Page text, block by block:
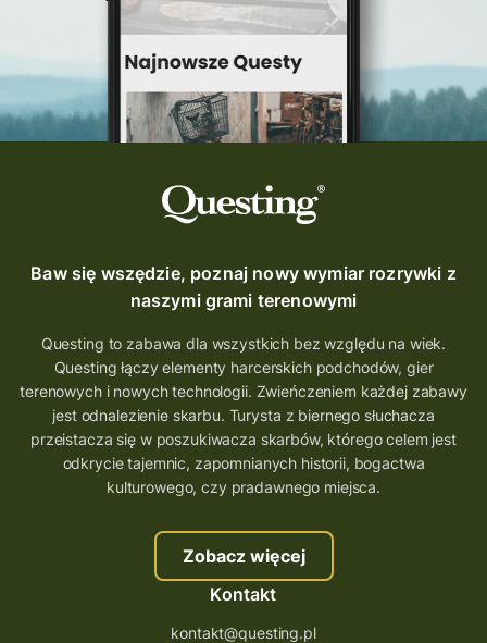
nowy quest
najlepsze questy
wycieczki
turystyka przygodowa
Szlak Przygody
szkolenie
szkło
scieżka questingowa
questy w Polsce
questujznami
QUESTOMANIA
questing.pl
Quest Koziołek Matołek
gra miejska
co zobaczyć na Śląsku
aplikacja questy
aplikacja gry terenowe
wielkopolskie questy
wakacje z questami
trenerzy questingu
szkolenie tworzenie questów
szkolenie questing
Stefan Żeromski
ścieżka
Rzeszów
questy świętokrzyskie
Baw się wszędzie, poznaj nowy wymiar rozrywki z
naszymi grami terenowymi
Questing to zabawa dla wszystkich bez względu na wiek.
Questing łączy elementy harcerskich podchodów, gier
terenowych i nowych technologii. Zwieńczeniem każdej zabawy
jest odnalezienie skarbu. Turysta z biernego słuchacza
przeistacza się w poszukiwacza skarbów, którego celem jest
odkrycie tajemnic, zapomnianych historii, bogactwa
kulturowego, czy pradawnego miejsca.
Zobacz więcej
Kontakt
kontakt@questing.pl